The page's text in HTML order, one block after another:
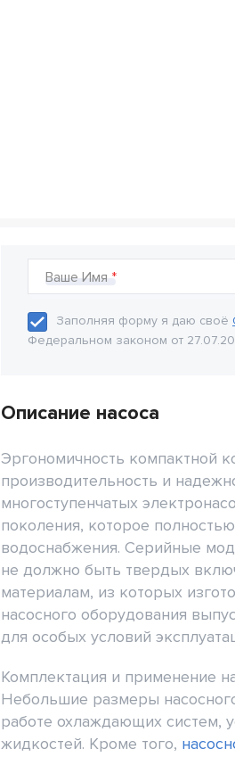
Ваше Имя
Заполняя форму я даю своё
Федеральном законом от
Описание насоса
Эргономичность компактной
производительность и
многоступенчатых
поколения, которое
водоснабжения. Серийные
не должно быть твердых
материалам, из которых
насосного оборудования
для особых условий
Комплектация и применение
Небольшие размеры
работе охлаждающих систем,
жидкостей. Кроме того,